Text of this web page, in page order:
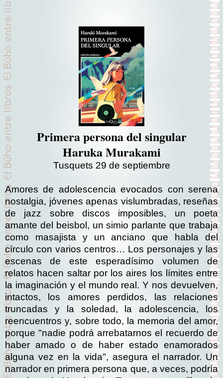
Primera persona del singular
Haruka Murakami
Tusquets 29 de septiembre
Amores de adolescencia evocados con serena
nostalgia, jóvenes apenas vislumbradas, reseñas
de jazz sobre discos imposibles, un poeta
amante del beisbol, un simio parlante que trabaja
como masajista y un anciano que habla del
círculo con varios centros… Los personajes y las
escenas de este esperadísimo volumen de
relatos hacen saltar por los aires los límites entre
la imaginación y el mundo real. Y nos devuelven,
intactos, los amores perdidos, las relaciones
truncadas y la soledad, la adolescencia, los
reencuentros y, sobre todo, la memoria del amor,
porque "nadie podrá arrebatarnos el recuerdo de
haber amado o de haber estado enamorados
alguna vez en la vida", asegura el narrador. Un
narrador en primera persona que, a veces, podría